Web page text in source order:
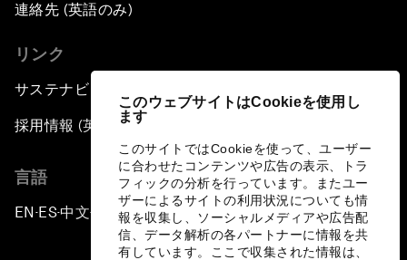
このウェブサイトはCookieを使用し
ます
このサイトではCookieを使って、ユーザー
に合わせたコンテンツや広告の表示、トラ
フィックの分析を行っています。またユー
ザーによるサイトの利用状況についても情
報を収集し、ソーシャルメディアや広告配
信、データ解析の各パートナーに情報を共
有しています。ここで収集された情報は、
連絡先 (英語のみ)
リンク
サステナビリティへの取り組み
採用情報 (英語のみ)
言語
EN ▪ ES▪中文▪ 日本語